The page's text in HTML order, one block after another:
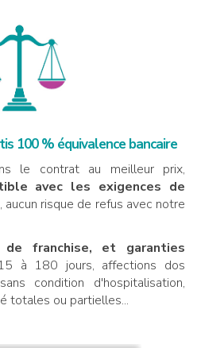
100 % équivalence bancaire
le contrat au meilleur prix,
avec les exigences de
aucun risque de refus avec notre
de franchise, et garanties
à 180 jours, affections dos
condition d'hospitalisation,
totales ou partielles...